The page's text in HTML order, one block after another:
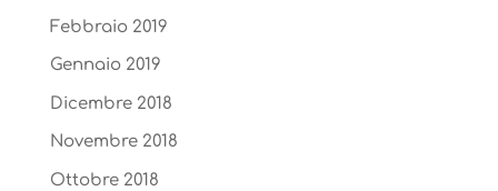
Febbraio 2019
Gennaio 2019
Dicembre 2018
Novembre 2018
Ottobre 2018